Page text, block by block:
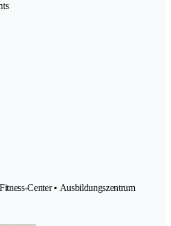
Center • Ausbildungszentrum